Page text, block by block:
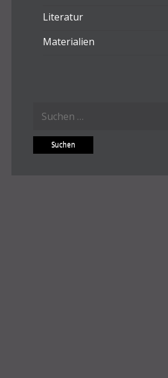
Literatur
Materialien
nach: